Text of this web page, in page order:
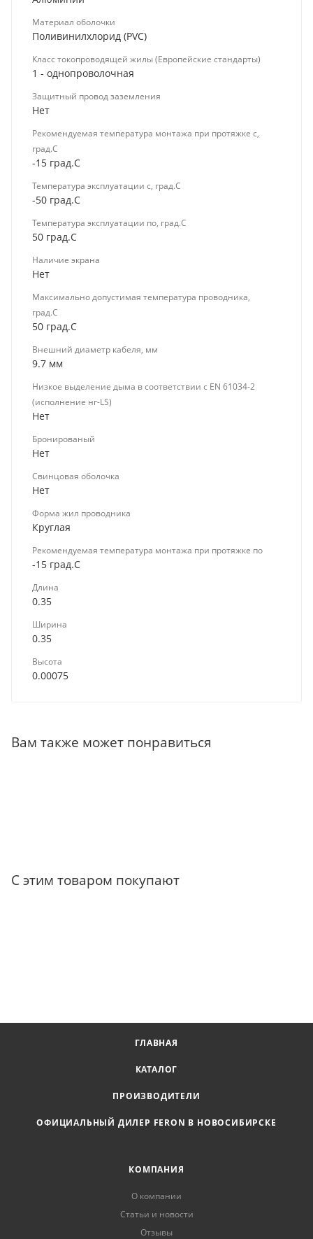
Материал оболочки
Поливинилхлорид (PVC)
Класс токопроводящей жилы (Европейские стандарты)
1 - однопроволочная
Защитный провод заземления
Нет
Рекомендуемая температура монтажа при протяжке с,
град.C
-15 град.C
Температура эксплуатации с, град.C
-50 град.C
Температура эксплуатации по, град.C
50 град.C
Наличие экрана
Нет
Максимально допустимая температура проводника,
град.C
50 град.C
Внешний диаметр кабеля, мм
9.7 мм
Низкое выделение дыма в соответствии с EN 61034-2
(исполнение нг-LS)
Нет
Бронированый
Нет
Свинцовая оболочка
Нет
Форма жил проводника
Круглая
Рекомендуемая температура монтажа при протяжке по
-15 град.C
Длина
0.35
Ширина
0.35
Высота
0.00075
Вам также может понравиться
С этим товаром покупают
ГЛАВНАЯ
КАТАЛОГ
ПРОИЗВОДИТЕЛИ
ОФИЦИАЛЬНЫЙ ДИЛЕР FERON В НОВОСИБИРСКЕ
КОМПАНИЯ
О компании
Статьи и новости
Отзывы